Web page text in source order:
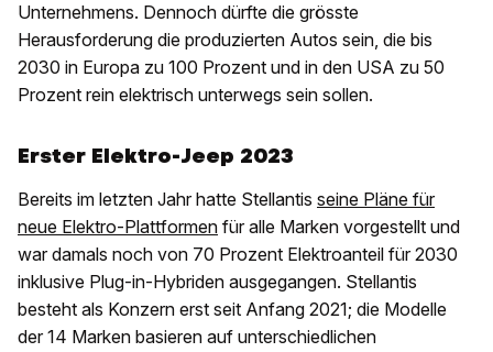
Unternehmens. Dennoch dürfte die grösste
Herausforderung die produzierten Autos sein, die bis
2030 in Europa zu 100 Prozent und in den USA zu 50
Prozent rein elektrisch unterwegs sein sollen.
Erster Elektro-Jeep 2023
Bereits im letzten Jahr hatte Stellantis seine Pläne für
neue Elektro-Plattformen für alle Marken vorgestellt und
war damals noch von 70 Prozent Elektroanteil für 2030
inklusive Plug-in-Hybriden ausgegangen. Stellantis
besteht als Konzern erst seit Anfang 2021; die Modelle
der 14 Marken basieren auf unterschiedlichen